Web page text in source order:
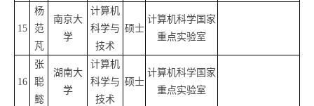
15
杨
范
芃
南京大
学
计算机
科学与
技术
硕士
计算机科学国家
重点实验室
16
张
聪
懿
湖南大
学
计算机
科学与
技术
硕士
计算机科学国家
重点实验室